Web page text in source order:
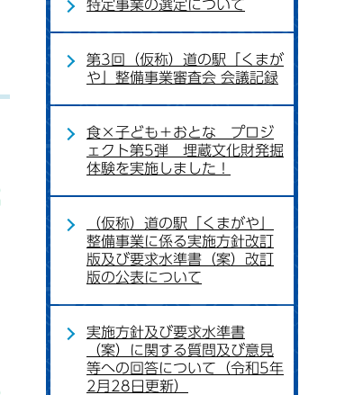
特定事業の選定について
第3回（仮称）道の駅「くまが
や」整備事業審査会 会議記録
食×子ども＋おとな プロジ
ェクト第5弾 埋蔵文化財発掘
体験を実施しました！
（仮称）道の駅「くまがや」
整備事業に係る実施方針改訂
版及び要求水準書（案）改訂
版の公表について
実施方針及び要求水準書
（案）に関する質問及び意見
等への回答について（令和5年
2月28日更新）